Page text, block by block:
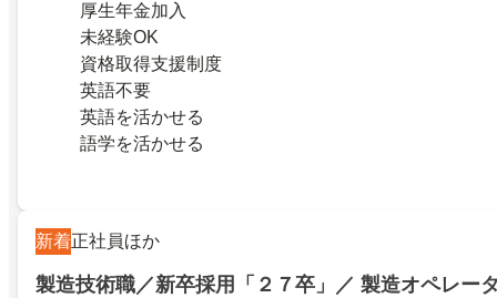
厚生年金加入
未経験OK
資格取得支援制度
英語不要
英語を活かせる
語学を活かせる
新着正社員ほか
製造技術職／新卒採用「２７卒」／ 製造オペレー